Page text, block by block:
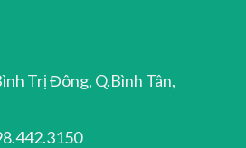
Trị Đông, Q.Bình Tân,